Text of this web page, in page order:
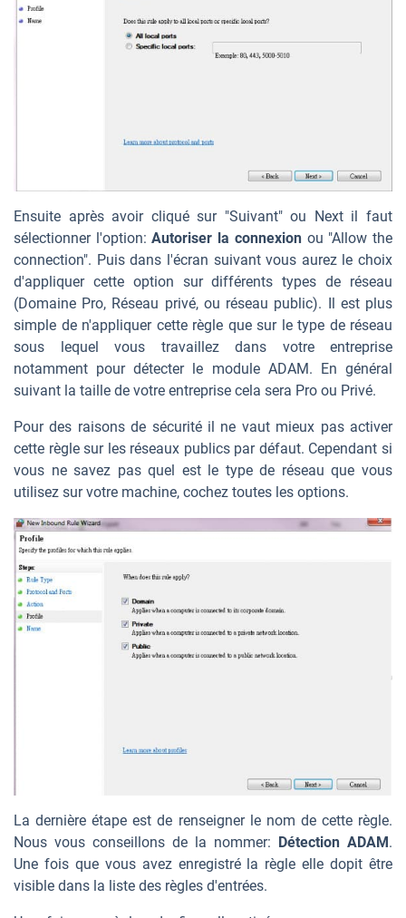
Ensuite après avoir cliqué sur "Suivant" ou Next il faut
sélectionner l'option:Autoriser la connexionou "Allow the
connection". Puis dans l'écran suivant vous aurez le choix
d'appliquer cette option sur différents types de réseau
(Domaine Pro, Réseau privé, ou réseau public). Il est plus
simple de n'appliquer cette règle que sur le type de réseau
sous lequel vous travaillez dans votre entreprise
notamment pour détecter le module ADAM. En général
suivant la taille de votre entreprise cela sera Pro ou Privé.
Pour des raisons de sécurité il ne vaut mieux pas activer
cette règle sur les réseaux publics par défaut. Cependant si
vous ne savez pas quel est le type de réseau que vous
utilisez sur votre machine, cochez toutes les options.
La dernière étape est de renseigner le nom de cette règle.
Nous vous conseillons de la nommer: Détection ADAM.
Une fois que vous avez enregistré la règle elle dopit être
visible dans la liste des règles d'entrées.